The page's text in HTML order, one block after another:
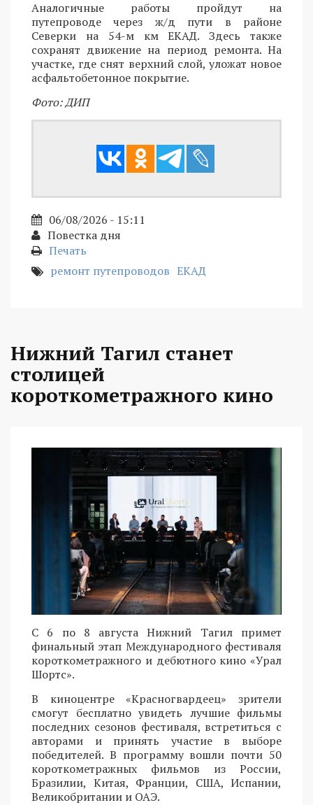
Аналогичные работы пройдут на
путепроводе через ж/д пути в районе
Северки на 54-м км ЕКАД. Здесь также
сохранят движение на период ремонта. На
участке, где снят верхний слой, уложат новое
асфальтобетонное покрытие.
Фото: ДИП
06/08/2026 - 15:11
Повестка дня
Печать
ремонт путепроводов ЕКАД
Нижний Тагил станет
столицей
короткометражного кино
С 6 по 8 августа Нижний Тагил примет
финальный этап Международного фестиваля
короткометражного и дебютного кино «Урал
Шортс».
В киноцентре «Красногвардеец» зрители
смогут бесплатно увидеть лучшие фильмы
последних сезонов фестиваля, встретиться с
авторами и принять участие в выборе
победителей. В программу вошли почти 50
короткометражных фильмов из России,
Бразилии, Китая, Франции, США, Испании,
Великобритании и ОАЭ.